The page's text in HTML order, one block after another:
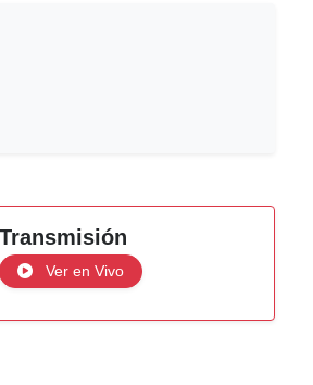
Transmisión
Ver en Vivo